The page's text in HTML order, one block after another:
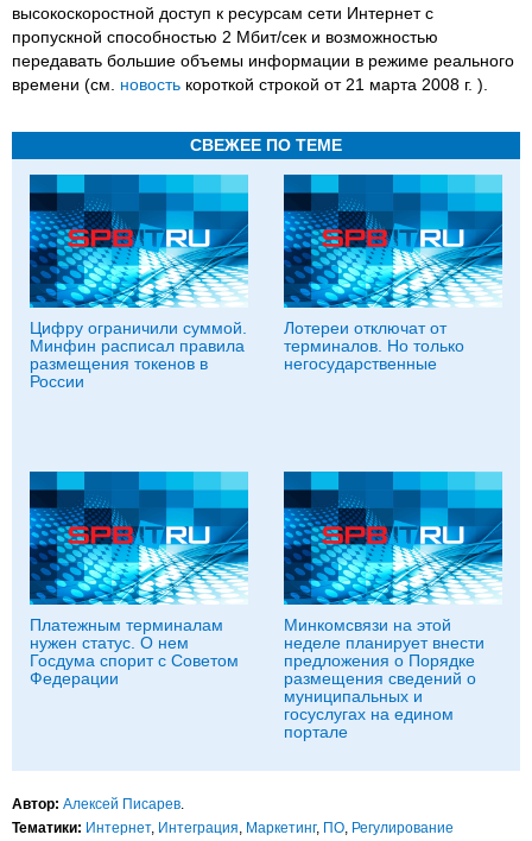
высокоскоростной доступ к ресурсам сети Интернет с
пропускной способностью 2 Мбит/сек и возможностью
передавать большие объемы информации в режиме реального
времени (см. новость короткой строкой от 21 марта 2008 г. ).
СВЕЖЕЕ ПО ТЕМЕ
Цифру ограничили суммой.
Минфин расписал правила
размещения токенов в
России
Лотереи отключат от
терминалов. Но только
негосударственные
Платежным терминалам
нужен статус. О нем
Госдума спорит с Советом
Федерации
Минкомсвязи на этой
неделе планирует внести
предложения о Порядке
размещения сведений о
муниципальных и
госуслугах на едином
портале
Автор: Алексей Писарев
Тематики: Интернет, Интеграция Маркетинг, ПО Регулирование